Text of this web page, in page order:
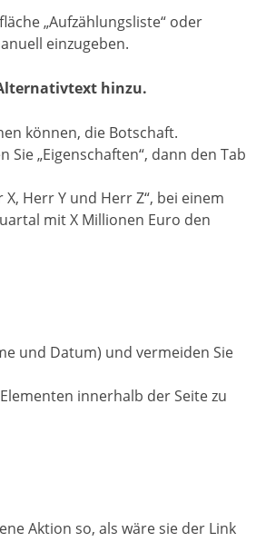
„Aufzählungsliste“ oder
einzugeben.
hinzu.
können, die Botschaft.
„Eigenschaften“, dann den Tab
Herr Y und Herr Z“, bei einem
mit X Millionen Euro den
und Datum) und vermeiden Sie
innerhalb der Seite zu
Aktion so, als wäre sie der Link